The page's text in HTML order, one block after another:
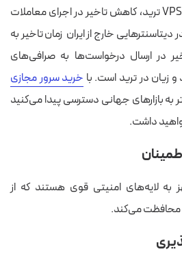
یکی از مهم‌ترین ویژگی‌های VPS ترید، کاهش تاخیر در اجرای معاملات
دیتاسنترهایی خارج از ایران زمان تاخیر به
در ارسال درخواست‌ها به صرافی‌های
زیان در ترید است. با خرید سرور مجازی
به بازارهای جهانی دسترسی پیدا می‌کنید
داشت.
به لایه‌های امنیتی قوی هستند که از
محافظت می‌کند.